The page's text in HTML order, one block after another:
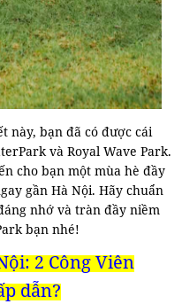
này, bạn đã có được cái
và Royal Wave Park.
cho bạn một mùa hè đầy
gần Hà Nội. Hãy chuẩn
nhớ và tràn đầy niềm
bạn nhé!
2 Công Viên
dẫn?